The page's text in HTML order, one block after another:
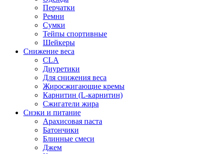
Перчатки
Ремни
Сумки
Тейпы спортивные
Шейкеры
Снижение веса
CLA
Диуретики
Для снижения веса
Жиросжигающие кремы
Карнитин (L-карнитин)
Сжигатели жира
Снэки и питание
Арахисовая паста
Батончики
Блинные смеси
Джем